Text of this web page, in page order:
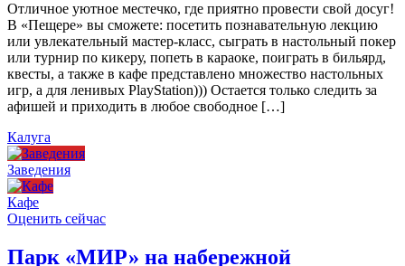
Отличное уютное местечко, где приятно провести свой досуг!
В «Пещере» вы сможете: посетить познавательную лекцию
или увлекательный мастер-класс, сыграть в настольный покер
или турнир по кикеру, попеть в караоке, поиграть в бильярд,
квесты, а также в кафе представлено множество настольных
игр, а для ленивых PlayStation))) Остается только следить за
афишей и приходить в любое свободное […]
Калуга
Заведения
Кафе
Оценить сейчас
Парк «МИР» на набережной